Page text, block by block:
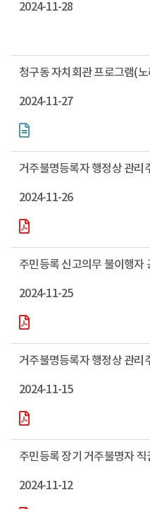
2024-11-28
청구동 자치회관 프로그램(
2024-11-27
거주불명등록자 행정상 관리
2024-11-26
주민등록 신고의무 불이행자
2024-11-25
거주불명등록자 행정상 관리
2024-11-15
주민등록 장기 거주불명자
2024-11-12